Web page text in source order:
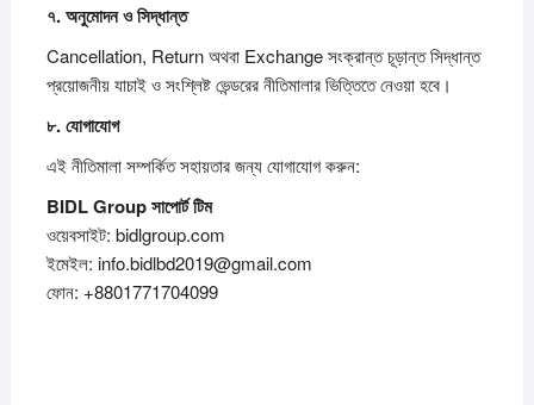
৭.অনুমোদনওসিদ্ধান্ত
Cancellation, Return অথবা Exchange সংক্রান্ত চূড়ান্ত সিদ্ধান্ত
প্রয়োজনীয় যাচাই ও সংশ্লিষ্ট ভেন্ডরের নীতিমালার ভিত্তিতে নেওয়া হবে।
৮.যোগাযোগ
এই নীতিমালা সম্পর্কিত সহায়তার জন্য যোগাযোগ করুন:
BIDL Groupসাপোর্টটিম
ওয়েবসাইট: bidlgroup.com
ইমেইল: info.bidlbd2019@gmail.com
ফোন: +8801771704099